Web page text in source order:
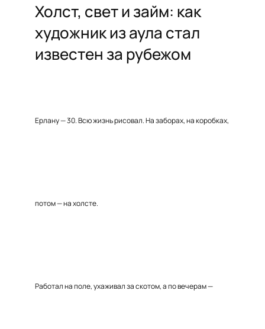
Холст, свет и займ: как
художник из аула стал
известен за рубежом
Ерлану — 30. Всю жизнь рисовал. На заборах, на коробках,
потом — на холсте.
Работал на поле, ухаживал за скотом, а по вечерам —